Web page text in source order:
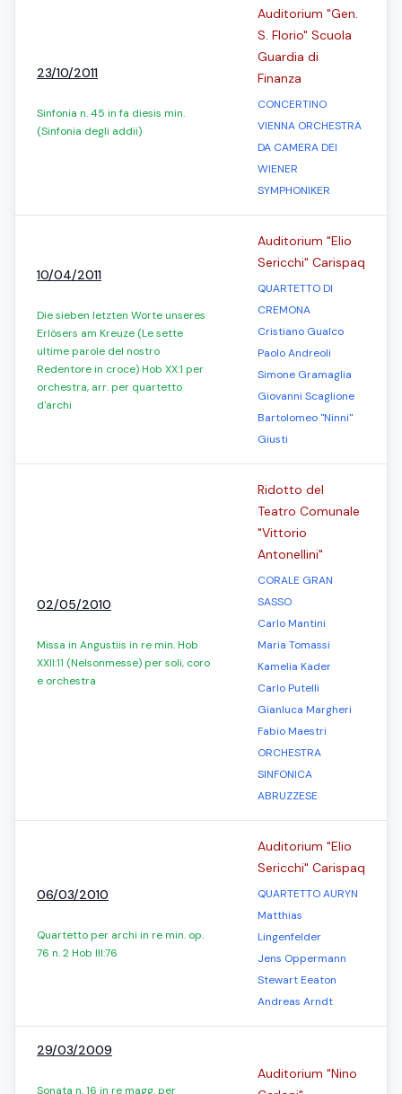
23/10/2011
Sinfonia n. 45 in fa diesis min.
(Sinfonia degli addii)
Auditorium "Gen.
S. Florio" Scuola
Guardia di
Finanza
CONCERTINO
VIENNA ORCHESTRA
DA CAMERA DEI
WIENER
SYMPHONIKER
10/04/2011
Die sieben letzten Worte unseres
Erlösers am Kreuze (Le sette
ultime parole del nostro
Redentore in croce) Hob XX:1 per
orchestra, arr. per quartetto
d'archi
Auditorium "Elio
Sericchi" Carispaq
QUARTETTO DI
CREMONA
Cristiano Gualco
Paolo Andreoli
Simone Gramaglia
Giovanni Scaglione
Bartolomeo "Ninni"
Giusti
02/05/2010
Missa in Angustiis in re min. Hob
XXII:11 (Nelsonmesse) per soli, coro
e orchestra
Ridotto del
Teatro Comunale
"Vittorio
Antonellini"
CORALE GRAN
SASSO
Carlo Mantini
Maria Tomassi
Kamelia Kader
Carlo Putelli
Gianluca Margheri
Fabio Maestri
ORCHESTRA
SINFONICA
ABRUZZESE
06/03/2010
Quartetto per archi in re min. op.
76 n. 2 Hob III:76
Auditorium "Elio
Sericchi" Carispaq
QUARTETTO AURYN
Matthias
Lingenfelder
Jens Oppermann
Stewart Eeaton
Andreas Arndt
29/03/2009
Sonata n. 16 in re magg. per
Auditorium "Nino